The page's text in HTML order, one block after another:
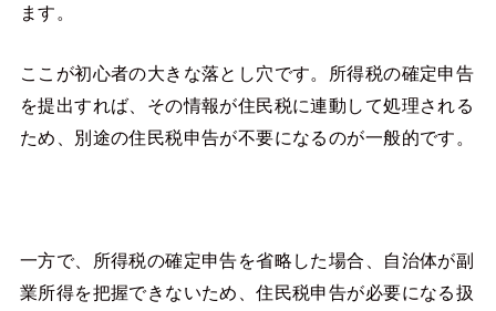
ます。
ここが初心者の大きな落とし穴です。所得税の確定申告
を提出すれば、その情報が住民税に連動して処理される
ため、別途の住民税申告が不要になるのが一般的です。
一方で、所得税の確定申告を省略した場合、自治体が副
業所得を把握できないため、住民税申告が必要になる扱